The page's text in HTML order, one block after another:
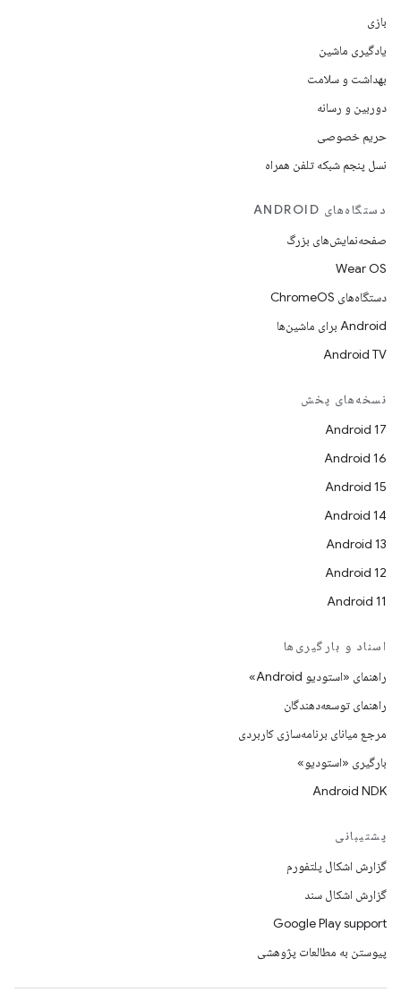
بازی
یادگیری ماشین
بهداشت و سلامت
دوربین و رسانه
حریم خصوصی
نسل پنجم شبکه تلفن همراه
دستگاه‌های ANDROID
صفحه‌نمایش‌های بزرگ
Wear OS
دستگاه‌های ChromeOS
Android برای ماشین‌ها
Android TV
نسخه‌های پخش
Android 17
Android 16
Android 15
Android 14
Android 13
Android 12
Android 11
اسناد و بارگیری‌ها
راهنمای «استودیو Android»
راهنمای توسعه‌دهندگان
مرجع میانای برنامه‌سازی کاربردی
بارگیری «استودیو»
Android NDK
پشتیبانی
گزارش اشکال پلتفورم
گزارش اشکال سند
Google Play support
پیوستن به مطالعات پژوهشی